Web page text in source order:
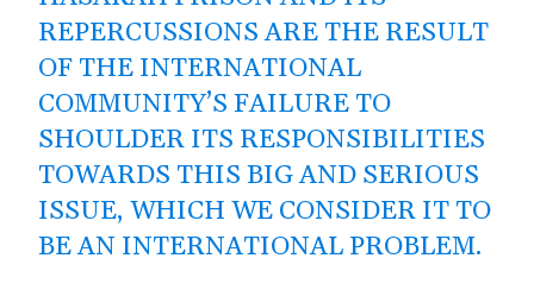
REPERCUSSIONS ARE THE RESULT
OF THE INTERNATIONAL
COMMUNITY’S FAILURE TO
SHOULDER ITS RESPONSIBILITIES
TOWARDS THIS BIG AND SERIOUS
ISSUE, WHICH WE CONSIDER IT TO
BE AN INTERNATIONAL PROBLEM.